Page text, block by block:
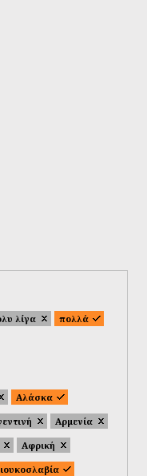
λίγα
πολλά
Αλάσκα
Αρμενία
Αφρική